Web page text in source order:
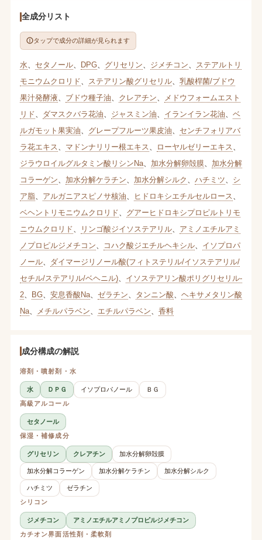
全成分リスト
タップで成分の詳細が見られます
水 セタノール、 DPG、 グリセリン ジメチコン
ステアルトリ
モニウムクロリド
ステアリン酸グリセリル、 乳酸桿菌/ブドウ
果汁発酵液
ブドウ種子油 クレアチン
メドウフォームエスト
リド
ダマスクバラ花油 ジャスミン油 イランイラン花油
ベ
ルガモット果実油
グレープフルーツ果皮油
センチフォリアバ
ラ花エキス
マドンナリリー根エキス ローヤルゼリーエキス
ジラウロイルグルタミン酸リシンNa、 加水分解卵殻膜、 加水分解
コラーゲン
加水分解ケラチン 加水分解シルク ハチミツ
シ
ア脂、 アルガニアスピノサ核油 ヒドロキシエチルセルロース
ベヘントリモニウムクロリド
グアーヒドロキシプロピルトリモ
ニウムクロリド
リンゴ酸ジイソステアリル、 アミノエチルアミ
ノプロピルジメチコン
コハク酸ジエチルヘキシル、 イソプロパ
ノール、 ダイマージリノール酸(フィトステリル/イソステアリル/
セチル/ステアリル/ベヘニル)、 イソステアリン酸ポリグリセリル-
2、 BG、 安息香酸Na、 ゼラチン タンニン酸
ヘキサメタリン酸
Na、 メチルパラベン エチルパラベン 香料
成分構成の解説
溶剤・噴射剤・水
水 ＤＰＧ イソプロパノール
ＢＧ
高級アルコール
セタノール
保湿・補修成分
グリセリン クレアチン 加水分解卵殻膜
加水分解コラーゲン 加水分解ケラチン 加水分解シルク
ハチミツ
ゼラチン
シリコン
ジメチコン
アミノエチルアミノプロピルジメチコン
カチオン界面活性剤・柔軟剤